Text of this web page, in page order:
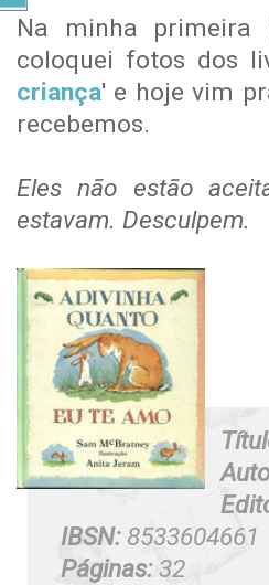
Na minha primeira
coloquei fotos dos
criança' e hoje vim
recebemos.
Eles não estão
estavam. Desculpem.
IBSN:8533604661
Páginas:32